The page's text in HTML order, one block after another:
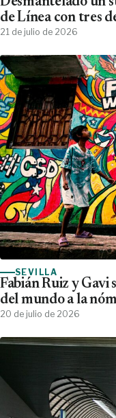
de Línea con tres
21 de julio de 2026
SEVILLA
Fabián Ruiz y Gavi
del mundo a la
20 de julio de 2026